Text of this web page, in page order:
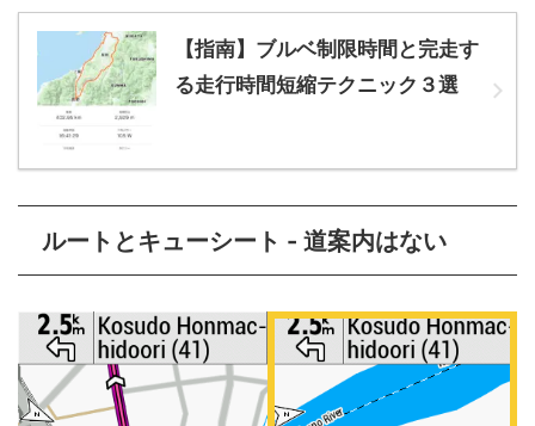
【指南】ブルベ制限時間と完走す
る走行時間短縮テクニック３選
ルートとキューシート - 道案内はない